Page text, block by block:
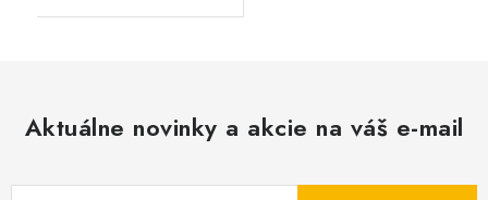
Aktuálne novinky a akcie na váš e-mail